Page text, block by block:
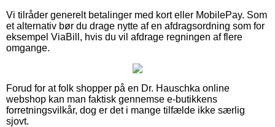
Vi tilråder generelt betalinger med kort eller MobilePay. Som
et alternativ bør du drage nytte af en afdragsordning som for
eksempel ViaBill, hvis du vil afdrage regningen af flere
omgange.
Forud for at folk shopper på en Dr. Hauschka online
webshop kan man faktisk gennemse e-butikkens
forretningsvilkår, dog er det i mange tilfælde ikke særlig
sjovt.